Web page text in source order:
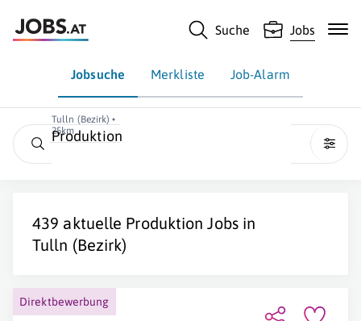
Suche Jobs
Jobsuche Merkliste Job-Alarm
Tulln (Bezirk) •
25km
Produktion
439 aktuelle Produktion Jobs in
Tulln (Bezirk)
Direktbewerbung